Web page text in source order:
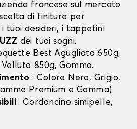
francese sul mercato
di finiture per
tuoi desideri, i tappetini
dei tuoi sogni.
Best Agugliata 650g,
850g, Gomma.
: Colore Nero, Grigio,
Premium e Gomma)
: Cordoncino simipelle,